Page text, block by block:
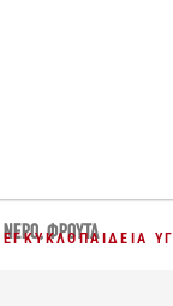
ΝΕΡΌ,ΦΡΟΎΤΑ
ΕΓΚΥΚΛΟΠΑΊΔΕΙΑ